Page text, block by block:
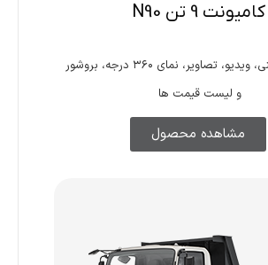
کامیونت 9 تن N90
مشخصات فنی، ویدیو، تصاویر، نمای ۳۶۰ درجه، بروشور
و لیست قیمت ها
مشاهده محصول